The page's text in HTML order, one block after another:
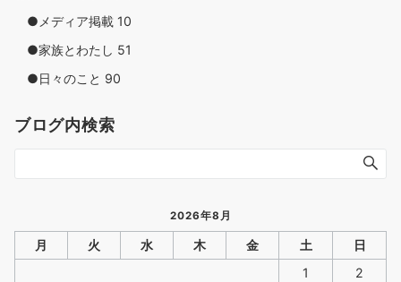
●メディア掲載 10
●家族とわたし 51
●日々のこと 90
ブログ内検索
2026年8月
月 火 水 木 金 土
日
1
2